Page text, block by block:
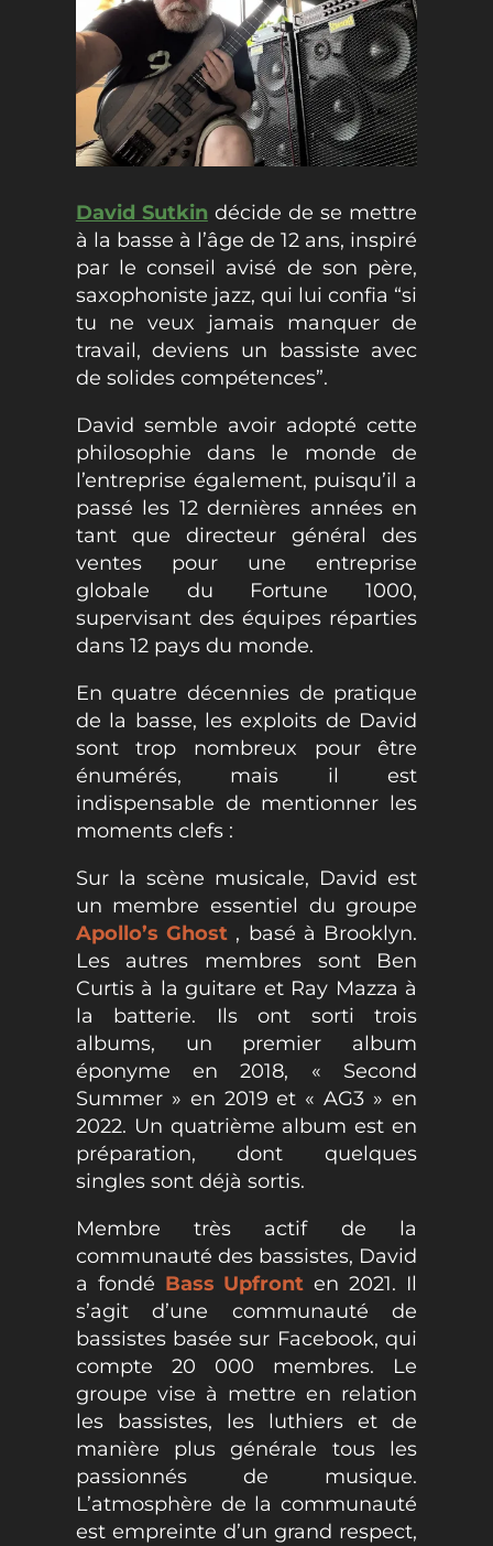
David Sutkin décide de se mettre
à la basse à l’âge de 12 ans, inspiré
par le conseil avisé de son père,
saxophoniste jazz, qui lui confia “si
tu ne veux jamais manquer de
travail, deviens un bassiste avec
de solides compétences”.
David semble avoir adopté cette
philosophie dans le monde de
l’entreprise également, puisqu’il a
passé les 12 dernières années en
tant que directeur général des
ventes pour une entreprise
globale du Fortune 1000,
supervisant des équipes réparties
dans 12 pays du monde.
En quatre décennies de pratique
de la basse, les exploits de David
sont trop nombreux pour être
énumérés, mais il est
indispensable de mentionner les
moments clefs :
Sur la scène musicale, David est
un membre essentiel du groupe
Apollo’s Ghost , basé à Brooklyn.
Les autres membres sont Ben
Curtis à la guitare et Ray Mazza à
la batterie. Ils ont sorti trois
albums, un premier album
éponyme en 2018, « Second
Summer » en 2019 et « AG3 » en
2022. Un quatrième album est en
préparation, dont quelques
singles sont déjà sortis.
Membre très actif de la
communauté des bassistes, David
a fondé Bass Upfront en 2021. Il
s’agit d’une communauté de
bassistes basée sur Facebook, qui
compte 20 000 membres. Le
groupe vise à mettre en relation
les bassistes, les luthiers et de
manière plus générale tous les
passionnés de musique.
L’atmosphère de la communauté
est empreinte d’un grand respect,